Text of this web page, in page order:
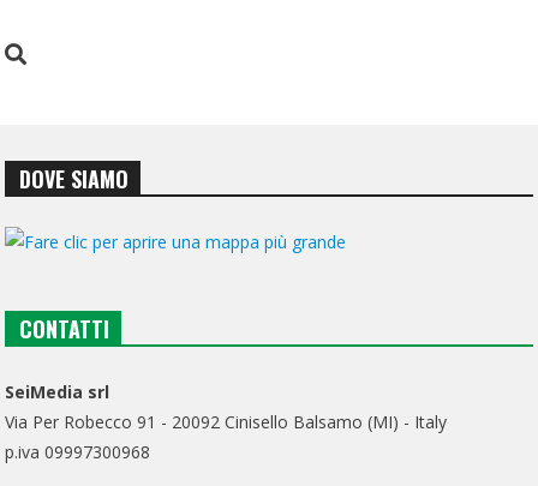
DOVE SIAMO
CONTATTI
SeiMedia srl
Via Per Robecco 91 - 20092 Cinisello Balsamo (MI) - Italy
p.iva 09997300968